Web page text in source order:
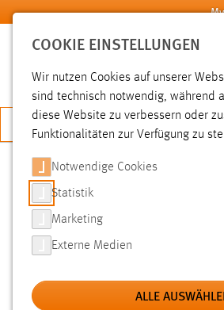
Zum Hauptinhalt springen
JETZT
SUCHE
FILTER
Typ
COOKIE EINSTELLUNGEN
Wir nutzen Cookies auf unserer
sind technisch notwendig, während
diese Website zu verbessern oder
Funktionalitäten zur Verfügung zu
Notwendige Cookies
Statistik
Marketing
Externe Medien
ALLE